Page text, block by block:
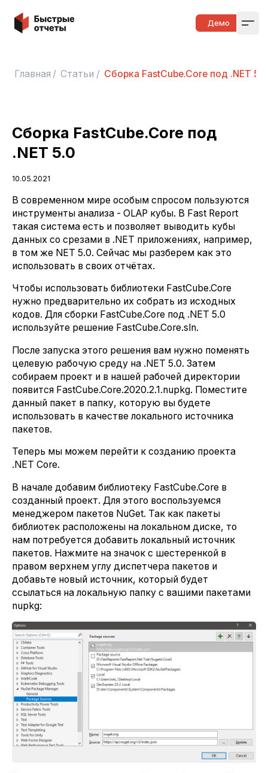
Быстрые отчеты Демо
Главная / Статьи / Сборка FastCube.Core под .NET 5.0
Сборка FastCube.Core под
.NET 5.0
10.05.2021
В современном мире особым спросом пользуются
инструменты анализа - OLAP кубы. В Fast Report
такая система есть и позволяет выводить кубы
данных со срезами в .NET приложениях, например,
в том же NET 5.0. Сейчас мы разберем как это
использовать в своих отчётах.
Чтобы использовать библиотеки FastCube.Core
нужно предварительно их собрать из исходных
кодов. Для сборки FastCube.Core под .NET 5.0
используйте решение FastCube.Core.sln.
После запуска этого решения вам нужно поменять
целевую рабочую среду на .NET 5.0. Затем
собираем проект и в нашей рабочей директории
появится FastCube.Core.2020.2.1.nupkg. Поместите
данный пакет в папку, которую вы будете
использовать в качестве локального источника
пакетов.
Теперь мы можем перейти к созданию проекта
.NET Core.
В начале добавим библиотеку FastCube.Core в
созданный проект. Для этого воспользуемся
менеджером пакетов NuGet. Так как пакеты
библиотек расположены на локальном диске, то
нам потребуется добавить локальный источник
пакетов. Нажмите на значок с шестеренкой в
правом верхнем углу диспетчера пакетов и
добавьте новый источник, который будет
ссылаться на локальную папку с вашими пакетами
nupkg: